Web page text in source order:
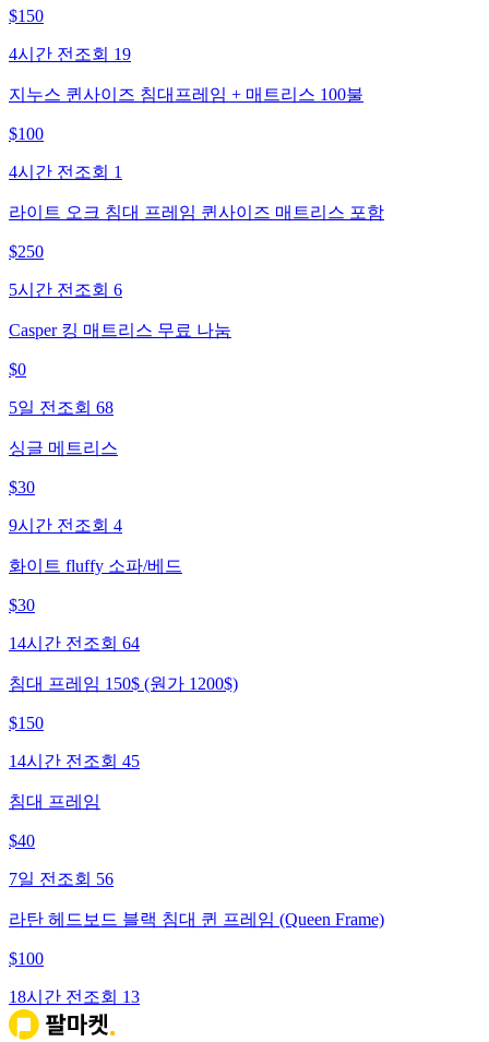
$150
4시간 전 조회 19
지누스 퀸사이즈 침대프레임 + 매트리스 100불
$100
4시간 전 조회 1
라이트 오크 침대 프레임 퀸사이즈 매트리스 포함
$250
5시간 전 조회 6
Casper 킹 매트리스 무료 나눔
$0
5일 전 조회 68
싱글 메트리스
$30
9시간 전 조회 4
화이트 fluffy 소파/베드
$30
14시간 전 조회 64
침대 프레임 150$ (원가 1200$)
$150
14시간 전 조회 45
침대 프레임
$40
7일 전 조회 56
라탄 헤드보드 블랙 침대 퀸 프레임 (Queen Frame)
$100
18시간 전 조회 13